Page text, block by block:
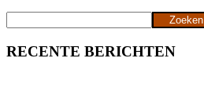
Zoeken
RECENTE BERICHTEN